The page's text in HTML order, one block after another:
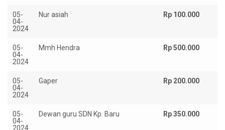
05-
04-
2024
Nur asiah Rp 100.000
05-
04-
2024
Mmh Hendra Rp 500.000
05-
04-
2024
Gaper Rp 200.000
05-
04-
2024
Dewan guru SDN Kp. Baru Rp 350.000